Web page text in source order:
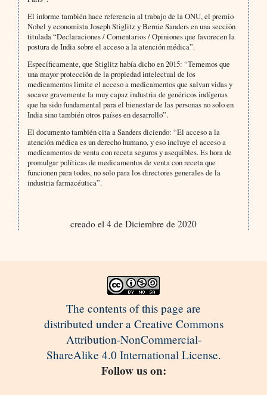
El informe también hace referencia al trabajo de la ONU, el premio
Nobel y economista Joseph Stiglitz y Bernie Sanders en una sección
titulada “Declaraciones / Comentarios / Opiniones que favorecen la
postura de India sobre el acceso a la atención médica”.
Específicamente, que Stiglitz había dicho en 2015: “Tememos que
una mayor protección de la propiedad intelectual de los
medicamentos limite el acceso a medicamentos que salvan vidas y
socave gravemente la muy capaz industria de genéricos indígenas
que ha sido fundamental para el bienestar de las personas no solo en
India sino también otros países en desarrollo”.
El documento también cita a Sanders diciendo: “El acceso a la
atención médica es un derecho humano, y eso incluye el acceso a
medicamentos de venta con receta seguros y asequibles. Es hora de
promulgar políticas de medicamentos de venta con receta que
funcionen para todos, no solo para los directores generales de la
industria farmacéutica”.
creado el 4 de Diciembre de 2020
The contents of this page are
distributed under a Creative Commons
Attribution-NonCommercial-
ShareAlike 4.0 International License.
Follow us on: